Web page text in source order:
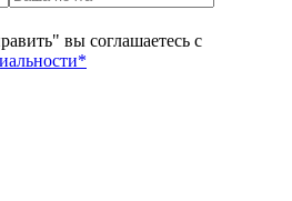
вы соглашаетесь с